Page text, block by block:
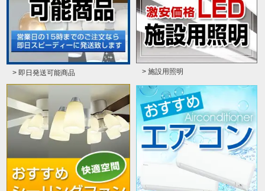
> 即日発送可能商品 > 施設用照明